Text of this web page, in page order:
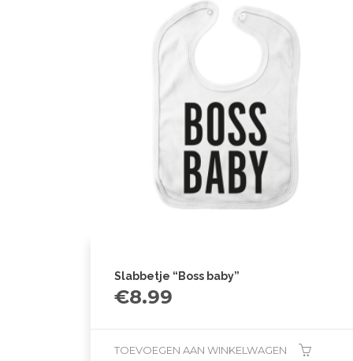
Slabbetje “Boss baby”
€8.99
TOEVOEGEN AAN WINKELWAGEN